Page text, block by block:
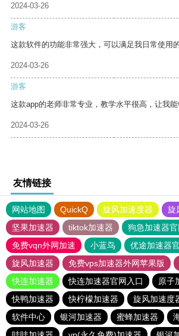
2024-03-26
游客
这款软件的功能非常强大，可以满足我日常使用的
2024-03-26
游客
这款app的老师非常专业，教学水平很高，让我能
2024-03-26
友情链接
网站地图 QuickQ 旋风加速度器
旋
坚果加速器
tiktok加速器
狗急加速器官
免费vqn外网加速
小蓝鸟 优途加速器
旋风加速器
免费vps加速器外网苹果版
快连加速器
快连加速器官网入口
原子
快鸭加速器
快柠檬加速器 旋风加速度
软件中心
银河加速器 蜜蜂加速器